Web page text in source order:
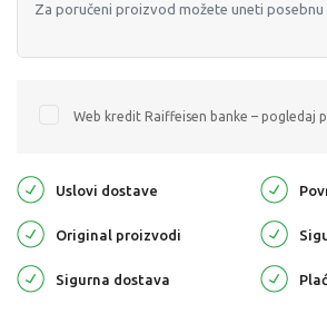
Web kredit Raiffeisen banke – pogledaj
Uslovi dostave
Original proizvodi
Sigurna dostava